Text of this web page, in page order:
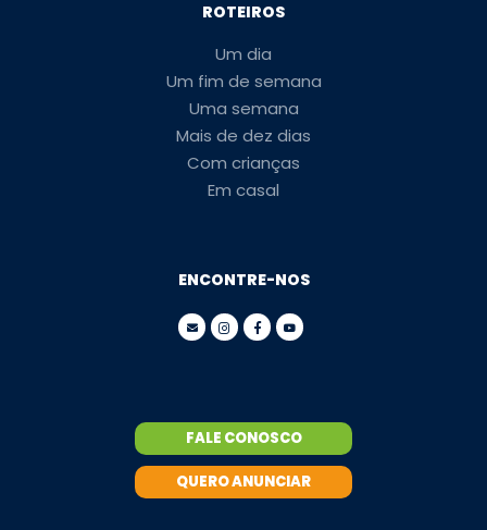
ROTEIROS
Um dia
Um fim de semana
Uma semana
Mais de dez dias
Com crianças
Em casal
ENCONTRE-NOS
FALE CONOSCO
QUERO ANUNCIAR